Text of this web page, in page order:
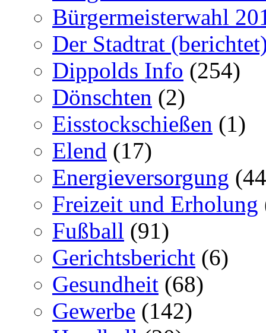
Bürgermeisterwahl
Der Stadtrat
Dippolds Info (254)
Dönschten (2)
Eisstockschießen (1)
Elend (17)
Energieversorgung
Freizeit und Erholung
Fußball (91)
Gerichtsbericht (6)
Gesundheit (68)
Gewerbe (142)